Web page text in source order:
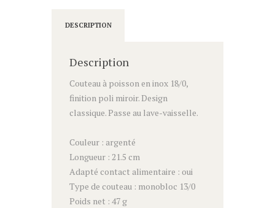
DESCRIPTION
Description
Couteau à poisson en inox 18/0,
finition poli miroir. Design
classique. Passe au lave-vaisselle.
Couleur : argenté
Longueur : 21.5 cm
Adapté contact alimentaire : oui
Type de couteau : monobloc 13/0
Poids net : 47 g